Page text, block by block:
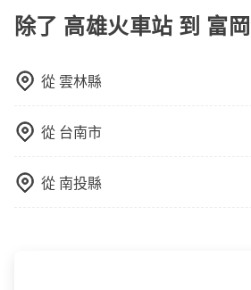
寄出電子收據。
開火車站，是最便利的，無需與人
費，通常以每小時為單位，客戶可
定一定時間的包車服務。這種服務
等。 點到點包車：點到點包車是按
線和里程來計算費用。這種服務通
個城市到另一個城市的長途包車。
除了 高雄火車站 到 富
從雲林縣
從 台南市
從 南投縣